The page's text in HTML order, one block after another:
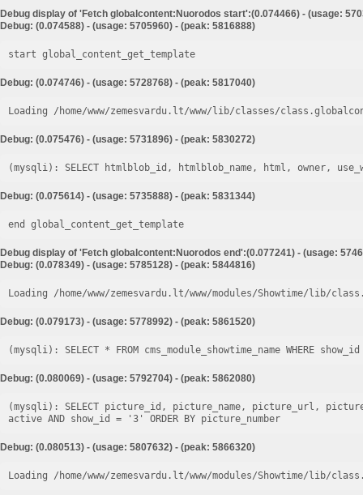
Debug display of 'Fetch globalcontent:Nuorodos start':(0.074466) - (usage:
Debug: (0.074588) - (usage: 5705960) - (peak: 5816888)
start global_content_get_template
Debug: (0.074746) - (usage: 5728768) - (peak: 5817040)
Loading /home/www/zemesvardu.lt/www/lib/classes/
Debug: (0.075476) - (usage: 5731896) - (peak: 5830272)
Debug: (0.075614) - (usage: 5735888) - (peak: 5831344)
end global_content_get_template
Debug display of 'Fetch globalcontent:Nuorodos end':(0.077241) - (usage:
Debug: (0.078349) - (usage: 5785128) - (peak: 5844816)
Loading /home/www/zemesvardu.lt/www/modules/Showtime/lib/
Debug: (0.079173) - (usage: 5778992) - (peak: 5861520)
Debug: (0.080069) - (usage: 5792704) - (peak: 5862080)
(mysqli): SELECT picture_id, picture_name, picture_url,
Debug: (0.080513) - (usage: 5807632) - (peak: 5866320)
Loading /home/www/zemesvardu.lt/www/modules/Showtime/lib/